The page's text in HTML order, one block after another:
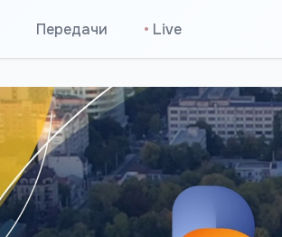
Передачи • Live